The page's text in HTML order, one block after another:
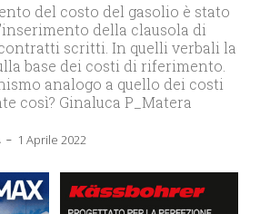
del costo del gasolio è stato
della clausola di
scritti. In quelli verbali la
base dei costi di riferimento.
analogo a quello dei costi
così? Ginaluca P_Matera
- 1 Aprile 2022